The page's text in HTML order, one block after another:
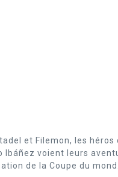
et Filemon, les héros
Ibáñez voient leurs
de la Coupe du